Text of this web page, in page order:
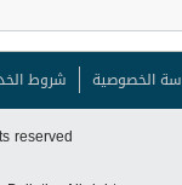
الخصوصية شروط
reserved